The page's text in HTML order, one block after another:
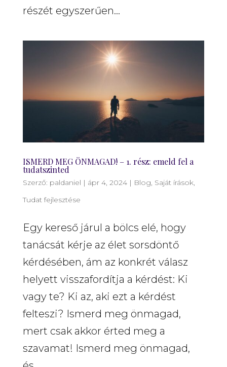
részét egyszerűen...
ISMERD MEG ÖNMAGAD! – 1. rész: emeld fel a
tudatszinted
Szerző: paldaniel | ápr 4, 2024| Blog, Saját írások,
Tudat fejlesztése
Egy kereső járul a bölcs elé, hogy
tanácsát kérje az élet sorsdöntő
kérdésében, ám az konkrét válasz
helyett visszafordítja a kérdést: Ki
vagy te? Ki az, aki ezt a kérdést
felteszi? Ismerd meg önmagad,
mert csak akkor érted meg a
szavamat! Ismerd meg önmagad,